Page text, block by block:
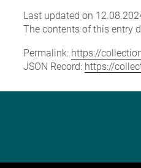
Last updated on
The contents of this entry
Permalink: https://
JSON Record: https://